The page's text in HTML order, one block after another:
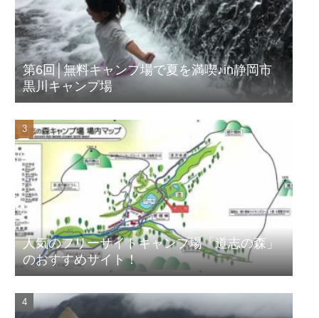
第6回│無料キャンプ場で夏を満喫♪in静岡市
黒川キャンプ場
人気のフリーサイトキャンプ場「道志の森」
のおすすめサイト！